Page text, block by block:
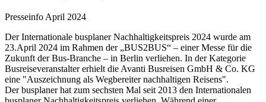
Presseinfo April 2024
Der Internationale busplaner Nachhaltigkeitspreis 2024 wurde am
23.April 2024 im Rahmen der „BUS2BUS“ – einer Messe für die
Zukunft der Bus-Branche – in Berlin verliehen. In der Kategorie
Busreiseveranstalter erhielt die Avanti Busreisen GmbH & Co. KG
eine "Auszeichnung als Wegbereiter nachhaltigen Reisens".
Der busplaner hat zum sechsten Mal seit 2013 den Internationalen